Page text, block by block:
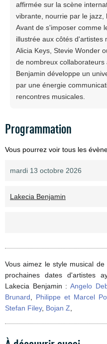
affirmée sur la scène
vibrante, nourrie par le jazz,
Avant de s'imposer comme
illustrée aux côtés d'artistes
Alicia Keys, Stevie Wonder
de nombreux
Benjamin développe un
par une énergie
rencontres musicales.
Programmation
Vous pourrez voir tous les
mardi 13 octobre 2026
Lakecia Benjamin
Vous aimez le style musical
prochaines dates d'artistes
Lakecia Benjamin : Angelo
Brunard
Philippe et Marcel
Stefan Filey, Bojan Z